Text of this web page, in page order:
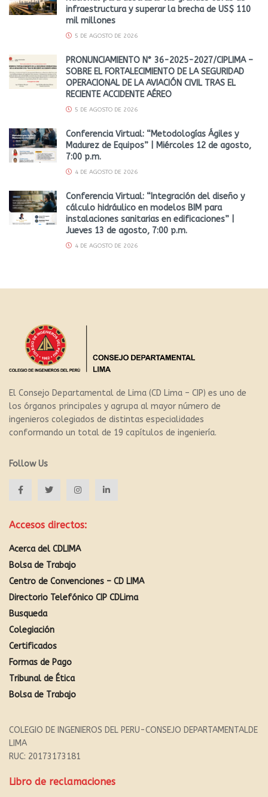
infraestructura y superar la brecha de US$ 110
mil millones
5 DE AGOSTO DE 2026
PRONUNCIAMIENTO N° 36-2025-2027/CIPLIMA –
SOBRE EL FORTALECIMIENTO DE LA SEGURIDAD
OPERACIONAL DE LA AVIACIÓN CIVIL TRAS EL
RECIENTE ACCIDENTE AÉREO
5 DE AGOSTO DE 2026
Conferencia Virtual: “Metodologías Ágiles y
Madurez de Equipos” | Miércoles 12 de agosto,
7:00 p.m.
4 DE AGOSTO DE 2026
Conferencia Virtual: “Integración del diseño y
cálculo hidráulico en modelos BIM para
instalaciones sanitarias en edificaciones” |
Jueves 13 de agosto, 7:00 p.m.
4 DE AGOSTO DE 2026
El Consejo Departamental de Lima (CD Lima – CIP) es uno de
los órganos principales y agrupa al mayor número de
ingenieros colegiados de distintas especialidades
conformando un total de 19 capítulos de ingeniería.
Follow Us
Accesos directos:
Acerca del CDLIMA
Bolsa de Trabajo
Centro de Convenciones – CD LIMA
Directorio Telefónico CIP CDLima
Busqueda
Colegiación
Certificados
Formas de Pago
Tribunal de Ética
Bolsa de Trabajo
COLEGIO DE INGENIEROS DEL PERU-CONSEJO DEPARTAMENTALDE
LIMA
RUC: 20173173181
Libro de reclamaciones